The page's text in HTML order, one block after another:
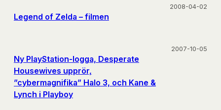
Legend of Zelda – filmen
2008-04-02
Ny PlayStation-logga, Desperate
Housewives upprör,
”cybermagnifika” Halo 3, och Kane &
Lynch i Playboy
2007-10-05